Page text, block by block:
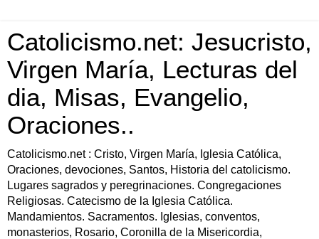
Catolicismo.net: Jesucristo,
Virgen María, Lecturas del
dia, Misas, Evangelio,
Oraciones..
Catolicismo.net : Cristo, Virgen María, Iglesia Católica,
Oraciones, devociones, Santos, Historia del catolicismo.
Lugares sagrados y peregrinaciones. Congregaciones
Religiosas. Catecismo de la Iglesia Católica.
Mandamientos. Sacramentos. Iglesias, conventos,
monasterios, Rosario, Coronilla de la Misericordia,